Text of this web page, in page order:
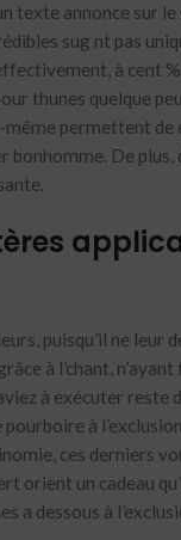
annonce sur le
sug nt pas
à cent
thunes quelque
permettent de
De plus,
puisqu’il ne leur
à l’chant,
à exécuter
à
ces derniers
un cadeau
a dessous à